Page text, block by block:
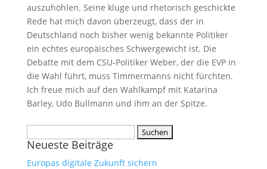
auszuhöhlen. Seine kluge und rhetorisch geschickte
Rede hat mich davon überzeugt, dass der in
Deutschland noch bisher wenig bekannte Politiker
ein echtes europäisches Schwergewicht ist. Die
Debatte mit dem CSU-Politiker Weber, der die EVP in
die Wahl führt, muss Timmermanns nicht fürchten.
Ich freue mich auf den Wahlkampf mit Katarina
Barley, Udo Bullmann und ihm an der Spitze.
nach:
Neueste Beiträge
Europas digitale Zukunft sichern